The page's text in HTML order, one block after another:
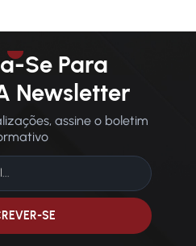
Se Para
Newsletter
assine o boletim